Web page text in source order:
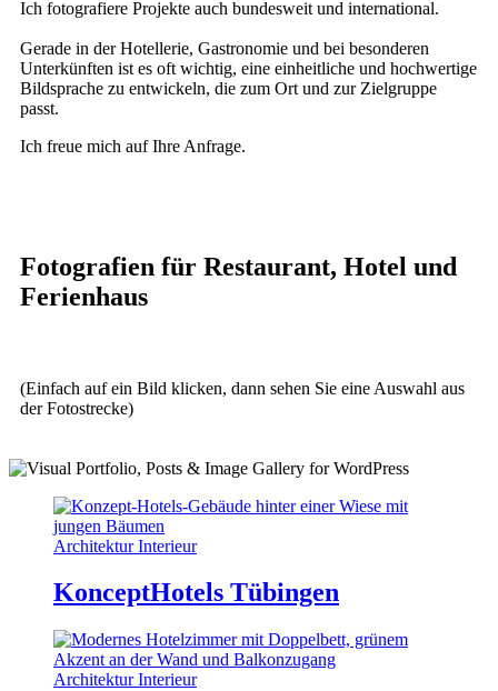
Ich fotografiere Projekte auch bundesweit und international.
Gerade in der Hotellerie, Gastronomie und bei besonderen
Unterkünften ist es oft wichtig, eine einheitliche und hochwertige
Bildsprache zu entwickeln, die zum Ort und zur Zielgruppe
passt.
Ich freue mich auf Ihre Anfrage.
Fotografien für Restaurant, Hotel und
Ferienhaus
(Einfach auf ein Bild klicken, dann sehen Sie eine Auswahl aus
der Fotostrecke)
Architektur Interieur
KonceptHotels Tübingen
Architektur Interieur